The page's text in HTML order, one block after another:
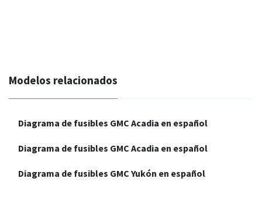
Modelos relacionados
Diagrama de fusibles GMC Acadia en español
Diagrama de fusibles GMC Acadia en español
Diagrama de fusibles GMC Yukón en español